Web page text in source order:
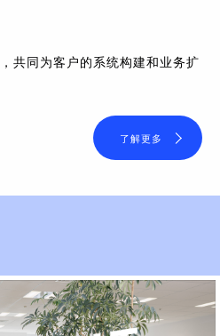
共同为客户的系统构建和业务扩
了解更多